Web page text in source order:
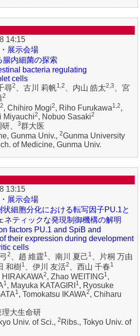
14:15
展示会場
腸内細菌の探索
bacteria regulating
cells
尋2 、古川 莉帆1,2 、内山 皓太2,3 、宮
2
, Chihiro Mogi2, Riho Furukawa1,2,
Miyauchi2, Nobuo Sasaki2
、 3群大医
Gunma Univ., 2Gunma University
of Medicine, Gunma Univ.
13:15
展示会場
細胞分化における転写因子PU.1と
ネティックな発現制御機構の解明
factors PU.1 and SpiB and
their expression during development
cells
2 、趙 維霆1 、南川 夏己 1 、片桐 万由
和樹1 、伊川 友活2 、西山 千春1
HIRAKAWA2, Zhao WEITING1,
1, Mayuka KATAGIRI 1, Ryosuke
1, Tomokatsu IKAWA2, Chiharu
理大生命研
Univ. of Sci., 2 Ribs., Tokyo Univ. of